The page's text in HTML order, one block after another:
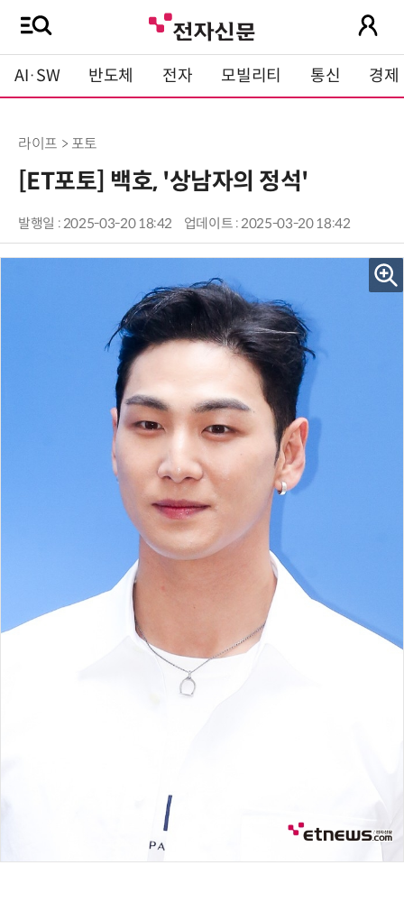
AI·SW 반도체 전자 모빌리티 통신 경제
라이프 > 포토
[ET포토] 백호, '상남자의 정석'
발행일 : 2025-03-20 18:42 업데이트 : 2025-03-20 18:42